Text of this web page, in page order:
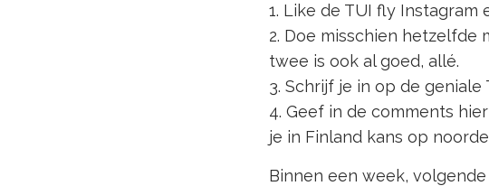
Like de TUI fly Instagram
Doe misschien hetzelfde
twee is ook al goed, allé.
Schrijf je in op de geniale
Geef in de comments
je in Finland kans op
Binnen een week,